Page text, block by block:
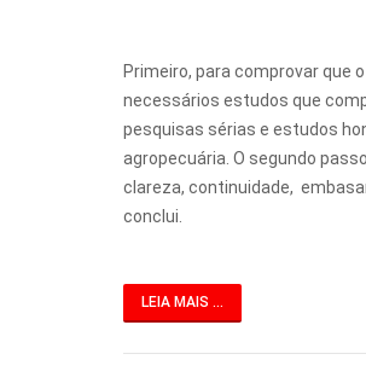
Primeiro, para comprovar que
necessários estudos que
pesquisas sérias e estudos
agropecuária. O segundo
clareza, continuidade,
conclui.
LEIA MAIS ...